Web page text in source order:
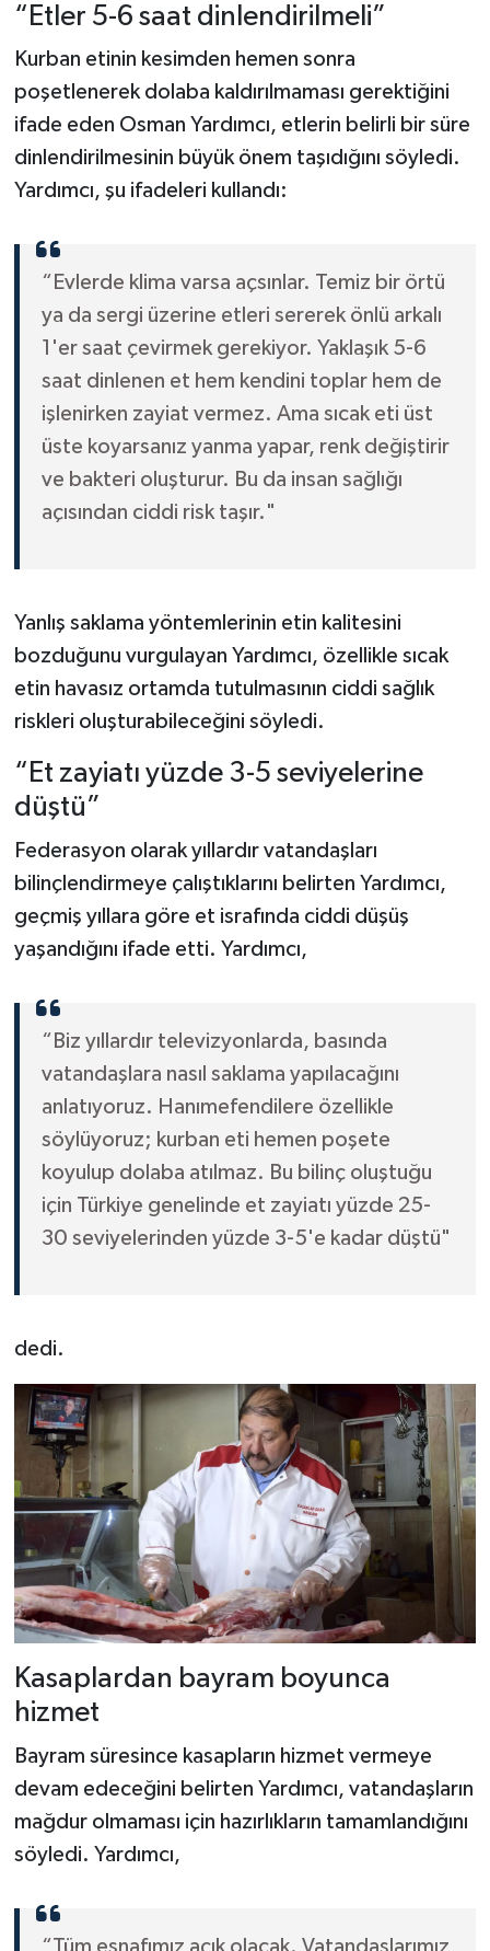
“Etler 5-6 saat dinlendirilmeli”
Kurban etinin kesimden hemen sonra
poşetlenerek dolaba kaldırılmaması gerektiğini
ifade eden Osman Yardımcı, etlerin belirli bir süre
dinlendirilmesinin büyük önem taşıdığını söyledi.
Yardımcı, şu ifadeleri kullandı:
“Evlerde klima varsa açsınlar. Temiz bir örtü
ya da sergi üzerine etleri sererek önlü arkalı
1'er saat çevirmek gerekiyor. Yaklaşık 5-6
saat dinlenen et hem kendini toplar hem de
işlenirken zayiat vermez. Ama sıcak eti üst
üste koyarsanız yanma yapar, renk değiştirir
ve bakteri oluşturur. Bu da insan sağlığı
açısından ciddi risk taşır."
Yanlış saklama yöntemlerinin etin kalitesini
bozduğunu vurgulayan Yardımcı, özellikle sıcak
etin havasız ortamda tutulmasının ciddi sağlık
riskleri oluşturabileceğini söyledi.
“Et zayiatı yüzde 3-5 seviyelerine
düştü”
Federasyon olarak yıllardır vatandaşları
bilinçlendirmeye çalıştıklarını belirten Yardımcı,
geçmiş yıllara göre et israfında ciddi düşüş
yaşandığını ifade etti. Yardımcı,
“Biz yıllardır televizyonlarda, basında
vatandaşlara nasıl saklama yapılacağını
anlatıyoruz. Hanımefendilere özellikle
söylüyoruz; kurban eti hemen poşete
koyulup dolaba atılmaz. Bu bilinç oluştuğu
için Türkiye genelinde et zayiatı yüzde 25-
30 seviyelerinden yüzde 3-5'e kadar düştü"
dedi.
Kasaplardan bayram boyunca
hizmet
Bayram süresince kasapların hizmet vermeye
devam edeceğini belirten Yardımcı, vatandaşların
mağdur olmaması için hazırlıkların tamamlandığını
söyledi. Yardımcı,
“Tüm esnafımız açık olacak. Vatandaşlarımız